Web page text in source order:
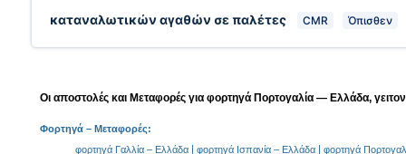
καταναλωτικών αγαθών σε παλέτες
CMR Όπισθεν
Οι αποστολές και Μεταφορές για φορτηγά Πορτογαλία — Ελλάδα,
Φορτηγά– Μεταφορές:
φορτηγά Γαλλία – Ελλάδα| φορτηγά Ισπανία – Ελλάδα|
φορτηγά